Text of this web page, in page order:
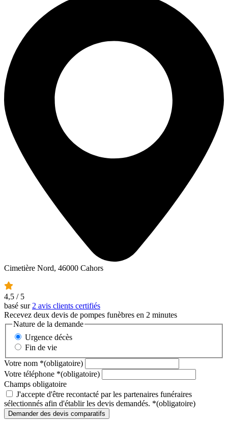
Cimetière Nord, 46000 Cahors
4,5 / 5
basé sur 2 avis clients certifiés
Recevez deux devis de pompes funèbres en 2 minutes
Nature de la demande
Urgence décès
Fin de vie
Votre nom *(obligatoire)
Votre téléphone *(obligatoire)
Champs obligatoire
J'accepte d'être recontacté par les partenaires funéraires
sélectionnés afin d'établir les devis demandés. *(obligatoire)